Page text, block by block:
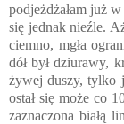
podjeżdżałam już
się jednak nieźle.
ciemno, mgła
dół był dziurawy,
żywej duszy, tylko
ostał się może co
zaznaczona białą